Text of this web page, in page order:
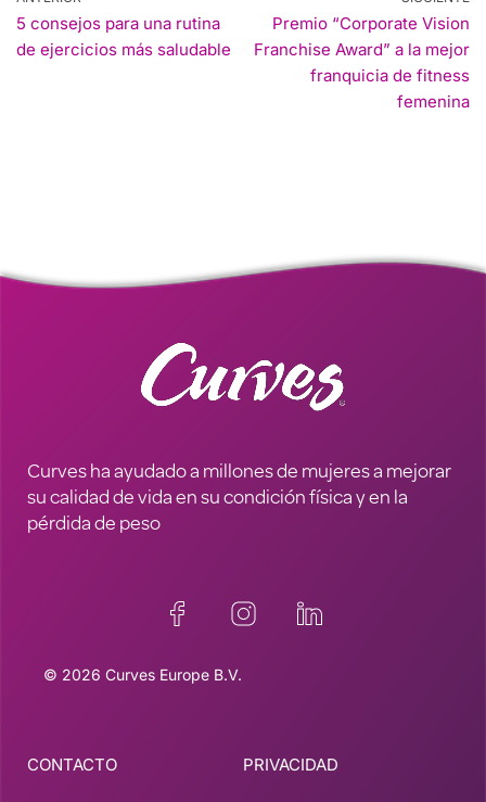
5 consejos para una rutina
de ejercicios más saludable
Premio “Corporate Vision
Franchise Award” a la mejor
franquicia de fitness
femenina
Curves ha ayudado a millones de mujeres a mejorar
su calidad de vida en su condición física y en la
pérdida de peso
© 2026 Curves Europe B.V.
CONTACTO PRIVACIDAD